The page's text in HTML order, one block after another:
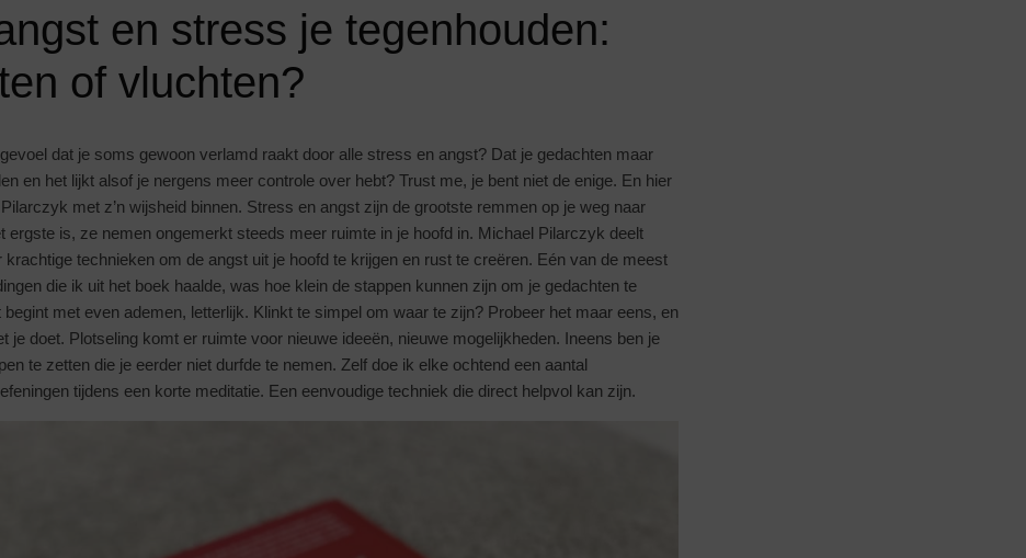
en stress je tegenhouden:
of vluchten?
dat je soms gewoon verlamd raakt door alle stress en angst? Dat je gedachten maar
en het lijkt alsof je nergens meer controle over hebt? Trust me, je bent niet de enige. En hier
met z’n wijsheid binnen. Stress en angst zijn de grootste remmen op je weg naar
ergste is, ze nemen ongemerkt steeds meer ruimte in je hoofd in. Michael Pilarczyk deelt
krachtige technieken om de angst uit je hoofd te krijgen en rust te creëren. Eén van de meest
die ik uit het boek haalde, was hoe klein de stappen kunnen zijn om je gedachten te
begint met even ademen, letterlijk. Klinkt te simpel om waar te zijn? Probeer het maar eens, en
je doet. Plotseling komt er ruimte voor nieuwe ideeën, nieuwe mogelijkheden. Ineens ben je
te zetten die je eerder niet durfde te nemen. Zelf doe ik elke ochtend een aantal
tijdens een korte meditatie. Een eenvoudige techniek die direct helpvol kan zijn.